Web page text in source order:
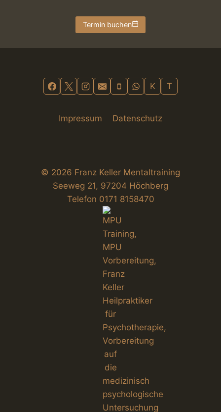
Termin buchen
K T
Impressum Datenschutz
© 2026 Franz Keller Mentaltraining
Seeweg 21, 97204 Höchberg
Telefon 0171 8158470